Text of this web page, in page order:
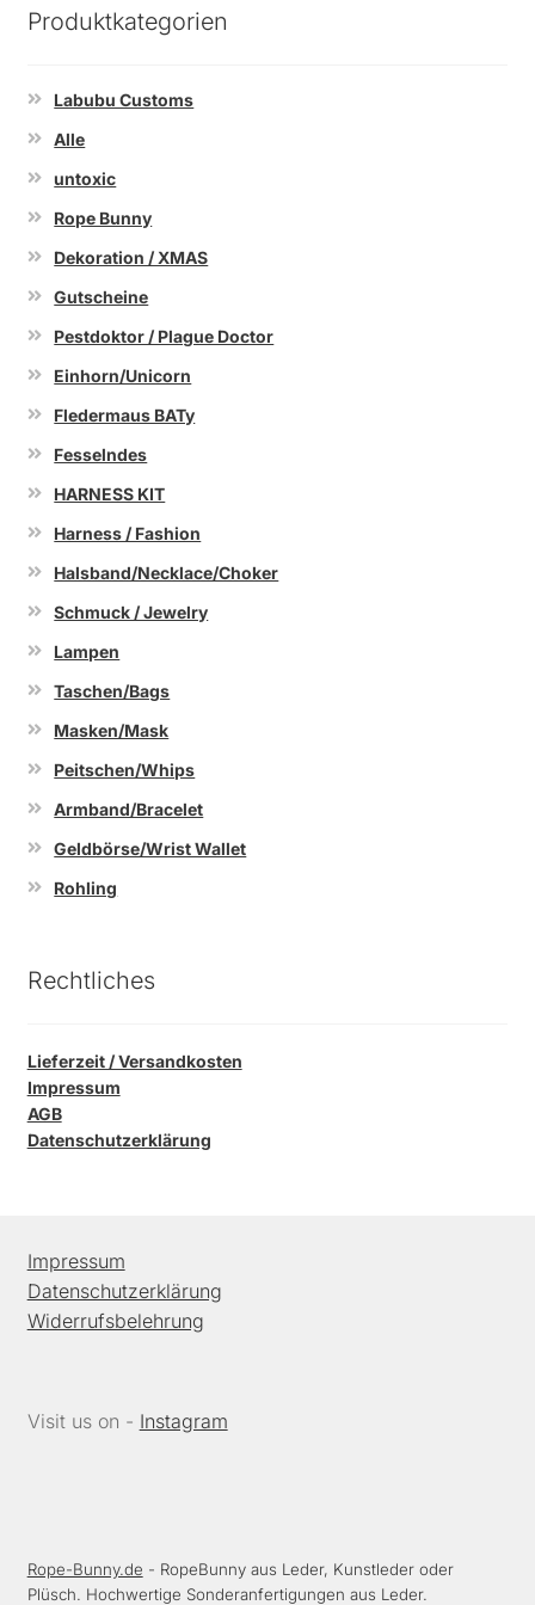
Produktkategorien
Labubu Customs
Alle
untoxic
Rope Bunny
Dekoration / XMAS
Gutscheine
Pestdoktor / Plague Doctor
Einhorn/Unicorn
Fledermaus BATy
Fesselndes
HARNESS KIT
Harness / Fashion
Halsband/Necklace/Choker
Schmuck / Jewelry
Lampen
Taschen/Bags
Masken/Mask
Peitschen/Whips
Armband/Bracelet
Geldbörse/Wrist Wallet
Rohling
Rechtliches
Lieferzeit / Versandkosten
Impressum
AGB
Datenschutzerklärung
Impressum
Datenschutzerklärung
Widerrufsbelehrung
Visit us on - Instagram
Rope-Bunny.de - RopeBunny aus Leder, Kunstleder oder
Plüsch. Hochwertige Sonderanfertigungen aus Leder.